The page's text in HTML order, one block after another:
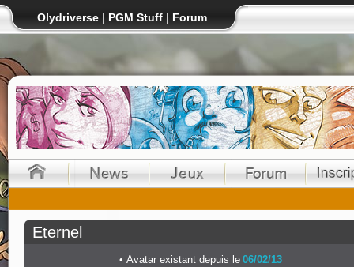
Olydriverse | PGM Stuff | Forum
Eternel
Avatar existant depuis le 06/02/13